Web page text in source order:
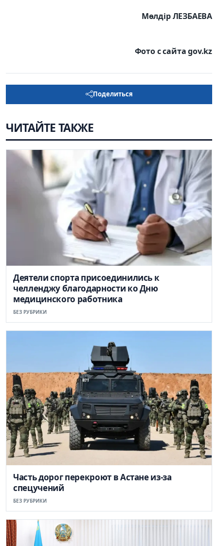
Мөлдір ЛЕЗБАЕВА
Фото с сайта gov.kz
Поделиться
ЧИТАЙТЕ ТАКЖЕ
Деятели спорта присоединились к
челленджу благодарности ко Дню
медицинского работника
БЕЗ РУБРИКИ
Часть дорог перекроют в Астане из-за
спецучений
БЕЗ РУБРИКИ